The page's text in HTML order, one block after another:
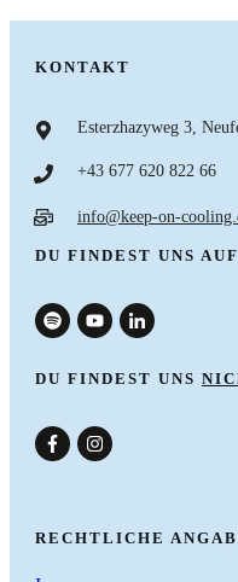
KONTAKT
Esterzhazyweg 3,
+43 677 620 822 66
info@keep-on-
DU FINDEST UNS
DU FINDEST UNS
RECHTLICHE